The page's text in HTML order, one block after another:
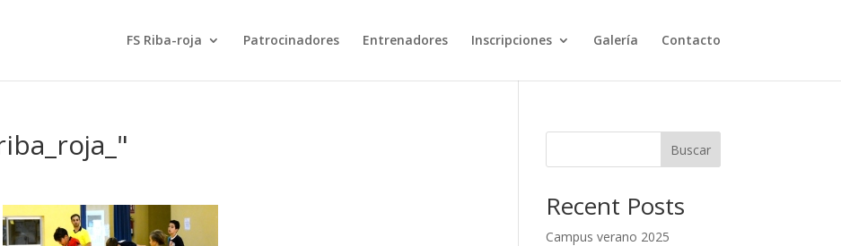
FS Riba-roja Patrocinadores Entrenadores Inscripciones Galería Contacto
Buscar
Recent Posts
Campus verano 2025